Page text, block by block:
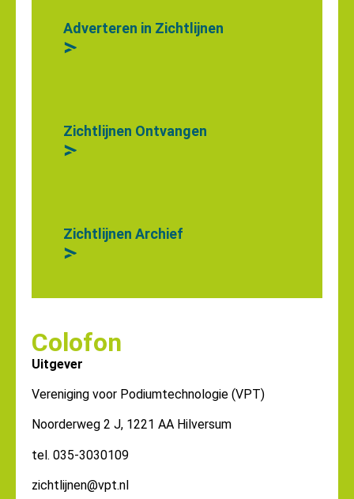
Adverteren in Zichtlijnen
>
Zichtlijnen Ontvangen
>
Zichtlijnen Archief
>
Colofon
Uitgever
Vereniging voor Podiumtechnologie (VPT)
Noorderweg 2 J, 1221 AA Hilversum
tel. 035-3030109
zichtlijnen@vpt.nl